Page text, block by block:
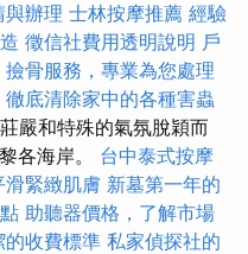
與辦理 士林按摩推薦 經驗
徵信社費用透明說明 戶
撿骨服務，專業為您處理
徹底清除家中的各種害蟲
嚴和特殊的氣氛脫穎而
各海岸。 台中泰式按摩
緊緻肌膚 新墓第一年的
助聽器價格，了解市場
的收費標準 私家偵探社的